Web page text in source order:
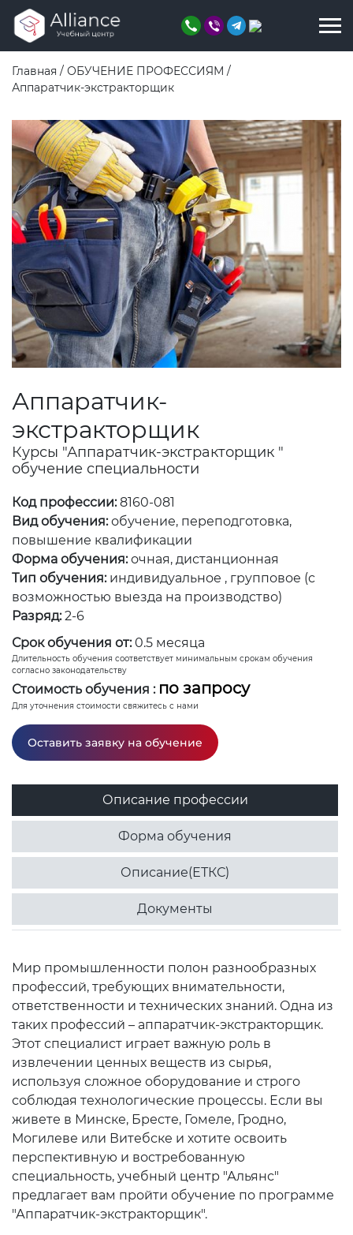
Главная / ОБУЧЕНИЕ ПРОФЕССИЯМ /
Аппаратчик-экстракторщик
Аппаратчик-
экстракторщик
Курсы "Аппаратчик-экстракторщик "
обучение специальности
Код профессии:8160-081
Вид обучения: обучение, переподготовка,
повышение квалификации
Форма обучения: очная, дистанционная
Тип обучения: индивидуальное , групповое (с
возможностью выезда на производство)
Разряд: 2-6
Срок обучения от: 0.5 месяца
Длительность обучения соответствует минимальным срокам обучения
согласно законодательству
Стоимость обучения : по запросу
Для уточнения стоимости свяжитесь с нами
Оставить заявку на обучение
Описание профессии
Форма обучения
Описание(ЕТКС)
Документы
Мир промышленности полон разнообразных
профессий, требующих внимательности,
ответственности и технических знаний. Одна из
таких профессий – аппаратчик-экстракторщик.
Этот специалист играет важную роль в
извлечении ценных веществ из сырья,
используя сложное оборудование и строго
соблюдая технологические процессы. Если вы
живете в Минске, Бресте, Гомеле, Гродно,
Могилеве или Витебске и хотите освоить
перспективную и востребованную
специальность, учебный центр "Альянс"
предлагает вам пройти обучение по программе
"Аппаратчик-экстракторщик".